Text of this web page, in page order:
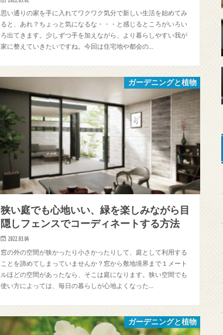
思い通りの家を手に入れてワクワク気分で新しい生活を始めてみ
ると、あれ？ちょっと気になるな・・・と感じるところがいろい
ろ出てきます。少しずつ手を加えながら、より暮らしやすい我が
家に整えていきたいですね。今回は住宅地や都会の…
ガーデニングと植物
狭い庭でも心地いい、緑を楽しみながら目
隠しフェンスでコーディネートする方法
2022.03.04
窓の外の空間が狭かったり小さかったりして、庭として利用する
ことを諦めてしまっていませんか？窓から敷地境界まで１メート
ルほどの空間があったなら、そこは庭になります。狭い空間でも
使い方によっては、毎日の暮らしが心地よくなった…
ガーデニングと植物